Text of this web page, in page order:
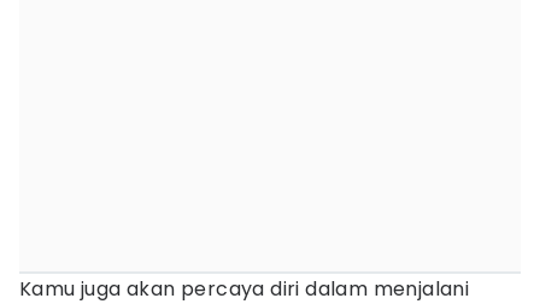
Kamu juga akan percaya diri dalam menjalani